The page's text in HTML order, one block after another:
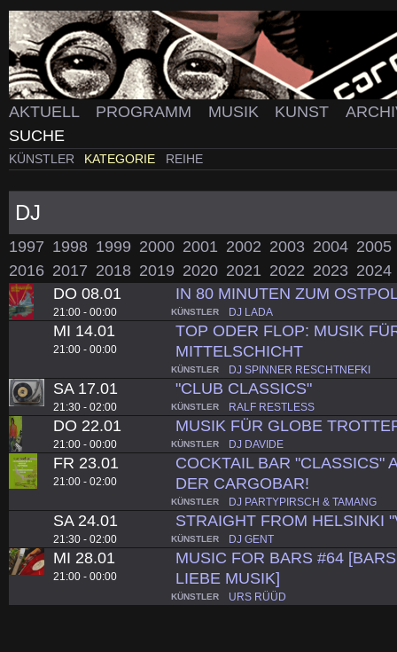
AKTUELL PROGRAMM MUSIK KUNST
SUCHE
KÜNSTLER KATEGORIE REIHE
DJ
1997 1998 1999 2000 2001 2002 2003 2004 2005
2016 2017 2018 2019 2020 2021 2022 2023 2024
DO 08.01
21:00 - 00:00
IN 80 MINUTEN ZUM
KÜNSTLER DJ LADA
MI 14.01
21:00 - 00:00
TOP ODER FLOP: MUSIK
MITTELSCHICHT
KÜNSTLER DJ SPINNER RESCHTNEFKI
SA 17.01
21:30 - 02:00
"CLUB CLASSICS"
KÜNSTLER RALF RESTLESS
DO 22.01
21:00 - 00:00
MUSIK FÜR GLOBE
KÜNSTLER DJ DAVIDE
FR 23.01
21:00 - 02:00
COCKTAIL BAR "CLASSICS"
DER CARGOBAR!
KÜNSTLER DJ PARTYPIRSCH & TAMANG
SA 24.01
21:30 - 02:00
STRAIGHT FROM HELSINKI
KÜNSTLER DJ GENT
MI 28.01
21:00 - 00:00
MUSIC FOR BARS #64
LIEBE MUSIK]
KÜNSTLER URS RÜÜD